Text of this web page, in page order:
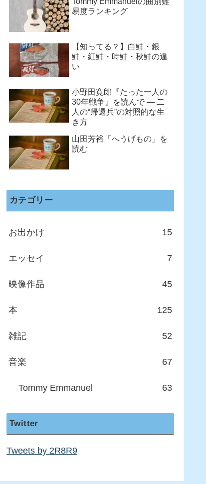
易度ランキング
【知ってる？】白鮭・銀
鮭・紅鮭・時鮭・秋鮭の違
い
小野田寛郎『たった一人の
30年戦争』を読んで ― 二
人の“帰還兵”の対照的な生
き方
山田芳裕「へうげもの」を
読む
カテゴリー
お出かけ 15
エッセイ 7
映像作品 45
本 125
雑記 52
音楽 67
Tommy Emmanuel 63
Twitter
Tweets by 2R8R9